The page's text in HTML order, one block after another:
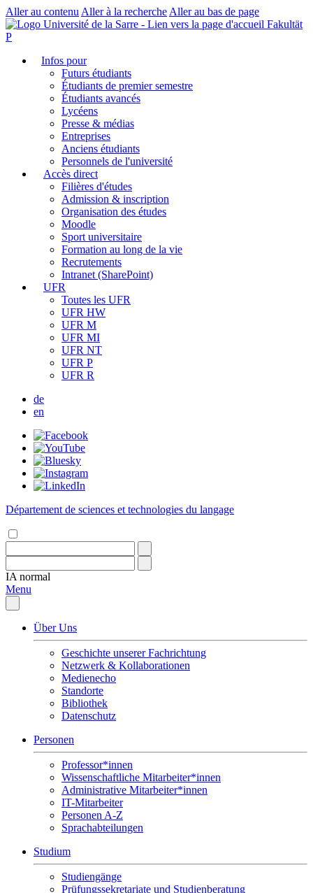
Aller au contenu Aller à la recherche Aller au bas de page
Fakultät
P
Infos pour
Futurs étudiants
Étudiants de premier semestre
Étudiants avancés
Lycéens
Presse & médias
Entreprises
Anciens étudiants
Personnels de l'université
Accès direct
Filières d'études
Admission & inscription
Organisation des études
Moodle
Sport universitaire
Formation au long de la vie
Recrutements
Intranet (SharePoint)
UFR
Toutes les UFR
UFR HW
UFR M
UFR MI
UFR NT
UFR P
UFR R
de
en
Département de sciences et technologies du langage
IA normal
Menu
Über Uns
Geschichte unserer Fachrichtung
Netzwerk & Kollaborationen
Medienecho
Standorte
Bibliothek
Datenschutz
Personen
Professor*innen
Wissenschaftliche Mitarbeiter*innen
Administrative Mitarbeiter*innen
IT-Mitarbeiter
Personen A-Z
Sprachabteilungen
Studium
Studiengänge
Prüfungssekretariate und Studienberatung